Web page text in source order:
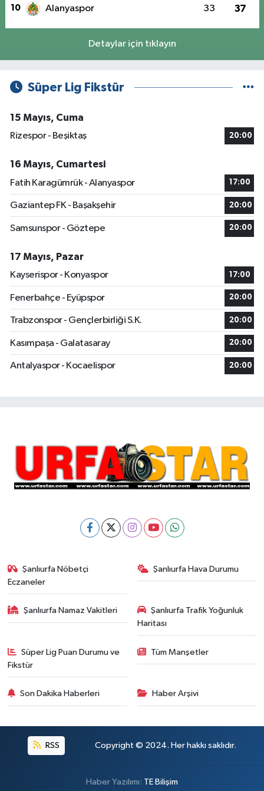
10 Alanyaspor 33 37
Detaylar için tıklayın
Süper Lig Fikstür
15 Mayıs, Cuma
Rizespor - Beşiktaş
20:00
16 Mayıs, Cumartesi
Fatih Karagümrük - Alanyaspor
17:00
Gaziantep FK - Başakşehir 20:00
Samsunspor - Göztepe 20:00
17 Mayıs, Pazar
Kayserispor - Konyaspor
17:00
Fenerbahçe - Eyüpspor 20:00
Trabzonspor - Gençlerbirliği S.K. 20:00
Kasımpaşa - Galatasaray 20:00
Antalyaspor - Kocaelispor 20:00
Şanlıurfa Nöbetçi
Eczaneler
Şanlıurfa Hava Durumu
Şanlıurfa Namaz Vakitleri
Şanlıurfa Trafik Yoğunluk
Haritası
Süper Lig Puan Durumu ve
Fikstür
Tüm Manşetler
Son Dakika Haberleri Haber Arşivi
RSS Copyright © 2024. Her hakkı saklıdır.
Haber Yazılımı: TE Bilişim